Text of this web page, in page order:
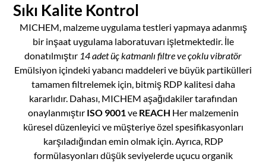
Sıkı Kalite Kontrol
MICHEM, malzeme uygulama testleri yapmaya adanmış
bir inşaat uygulama laboratuvarı işletmektedir. İle
donatılmıştır 14 adet üç katmanlı filtre ve çoklu vibratör
Emülsiyon içindeki yabancı maddeleri ve büyük partikülleri
tamamen filtrelemek için, bitmiş RDP kalitesi daha
kararlıdır. Dahası, MICHEM aşağıdakiler tarafından
onaylanmıştır ISO 9001ve REACH Her malzemenin
küresel düzenleyici ve müşteriye özel spesifikasyonları
karşıladığından emin olmak için. Ayrıca, RDP
formülasyonları düşük seviyelerde uçucu organik